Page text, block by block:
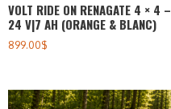
VOLT RIDE ON RENAGATE 4 × 4 –
24 V|7 AH (ORANGE & BLANC)
899.00$